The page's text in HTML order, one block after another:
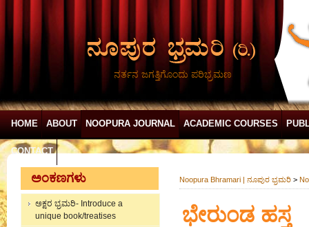
ನರ್ತನ ಜಗತ್ತಿಗೊಂದು ಪರಿಭ್ರಮಣ
HOME ABOUT NOOPURA JOURNAL ACADEMIC COURSES
CONTACT
ಅಂಕಣಗಳು
ಅಕ್ಷರ ಭ್ರಮರಿ- Introduce a
unique book/treatises
Noopura Bhramari | ನೂಪುರ ಭ್ರಮರಿ >
ಭೇರುಂಡ ಹಸ್ತ